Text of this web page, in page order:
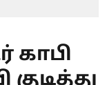
காபி